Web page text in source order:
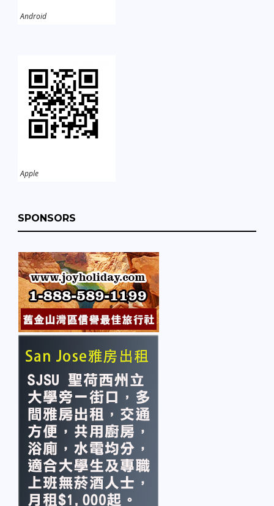
Android
Apple
SPONSORS